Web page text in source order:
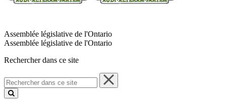
Assemblée législative de l'Ontario
Assemblée législative de l'Ontario
Rechercher dans ce site
Rechercher
dans
ce